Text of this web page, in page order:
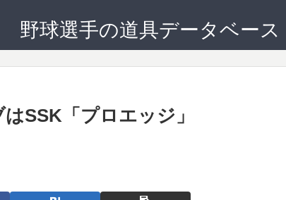
野球選手の道具データベース
SSK「プロエッジ」